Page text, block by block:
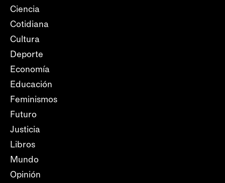
Ciencia
Cotidiana
Cultura
Deporte
Economía
Educación
Feminismos
Futuro
Justicia
Libros
Mundo
Opinión